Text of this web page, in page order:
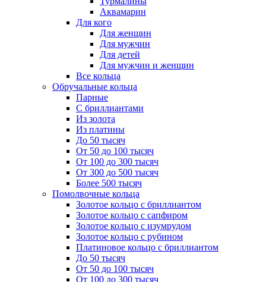
Аквамарин
Для кого
Для женщин
Для мужчин
Для детей
Для мужчин и женщин
Все кольца
Обручальные кольца
Парные
С бриллиантами
Из золота
Из платины
До 50 тысяч
От 50 до 100 тысяч
От 100 до 300 тысяч
От 300 до 500 тысяч
Более 500 тысяч
Помолвочные кольца
Золотое кольцо с бриллиантом
Золотое кольцо с сапфиром
Золотое кольцо с изумрудом
Золотое кольцо с рубином
Платиновое кольцо с бриллиантом
До 50 тысяч
От 50 до 100 тысяч
От 100 до 300 тысяч